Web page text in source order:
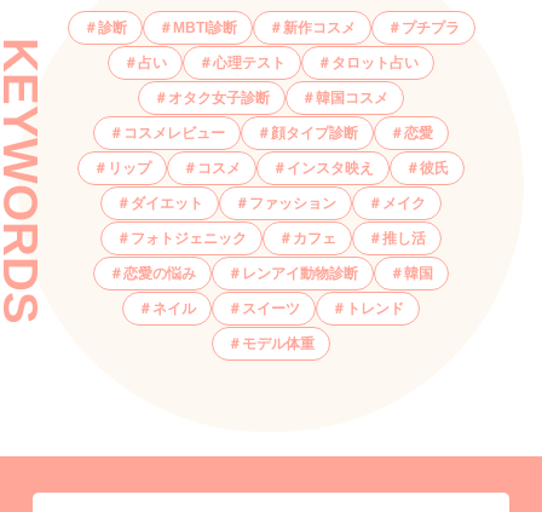
診断 MBTI診断 新作コスメ プチプラ
占い 心理テスト タロット占い
オタク女子診断 韓国コスメ
コスメレビュー 顔タイプ診断 恋愛
リップ コスメ インスタ映え 彼氏
ダイエット ファッション メイク
フォトジェニック カフェ 推し活
恋愛の悩み レンアイ動物診断 韓国
ネイル スイーツ トレンド
モデル体重